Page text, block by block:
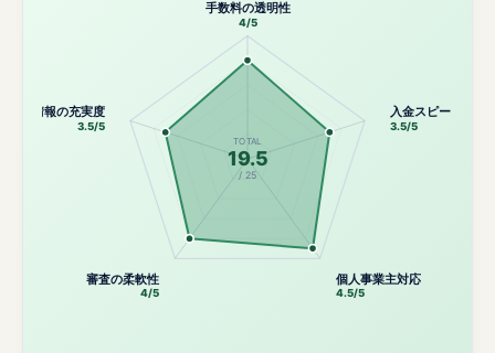
TOTAL
19.5
/ 25
手数料の透明性
4/5
入金スピード
3.5/5
個人事業主対応
4.5/5
審査の柔軟性
4/5
公開情報の充実度
3.5/5